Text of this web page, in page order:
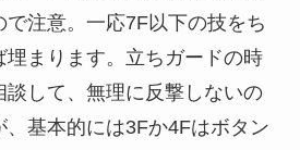
注意。一応7F以下の技をち
埋まります。立ちガードの時
談して、無理に反撃しないの
、基本的には3Fか4Fはボタン